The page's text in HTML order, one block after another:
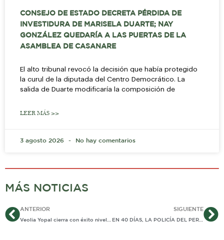
CONSEJO DE ESTADO DECRETA PÉRDIDA DE
INVESTIDURA DE MARISELA DUARTE; NAY
GONZÁLEZ QUEDARÍA A LAS PUERTAS DE LA
ASAMBLEA DE CASANARE
El alto tribunal revocó la decisión que había protegido
la curul de la diputada del Centro Democrático. La
salida de Duarte modificaría la composición de
LEER MÁS >>
3 agosto 2026 No hay comentarios
MÁS NOTICIAS
AntANTERIOR SIGUIENTE
EN 40 DÍAS, LA POLICÍA DEL PERÚ LOGRÓ LO QUE EN TRES AÑOS NO SE PUDO EN CASANARE: CAPTURAR A ALIAS «MAMADEO»…